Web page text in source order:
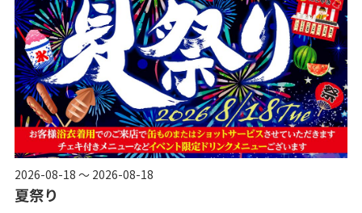
2026-08-18 ～ 2026-08-18
夏祭り